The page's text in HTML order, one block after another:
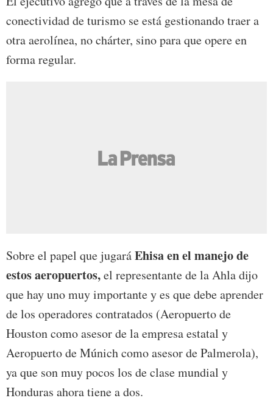
conectividad de turismo se está gestionando traer a
otra aerolínea, no chárter, sino para que opere en
forma regular.
Sobre el papel que jugaráEhisa en el manejo de
estos aeropuertos,el representante de la Ahla dijo
que hay uno muy importante y es que debe aprender
de los operadores contratados (Aeropuerto de
Houston como asesor de la empresa estatal y
Aeropuerto de Múnich como asesor de Palmerola),
ya que son muy pocos los de clase mundial y
Honduras ahora tiene a dos.